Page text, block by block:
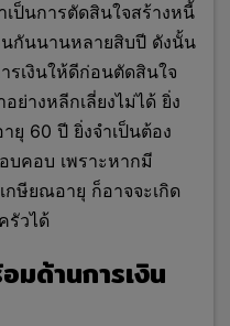
ป็นการตัดสินใจสร้างหนี้
กันนานหลายสิบปี ดังนั้น
รเงินให้ดีก่อนตัดสินใจ
ย่างหลีกเลี่ยงไม่ได้ ยิ่ง
ยุ 60 ปี ยิ่งจำเป็นต้อง
บคอบ เพราะหากมี
กษียณอายุ ก็อาจจะเกิด
รัวได้
มด้านการเงิน